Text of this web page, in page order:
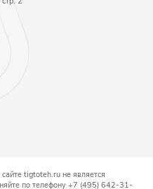
tigtoteh.ru не является
по телефону +7 (495) 642-31-